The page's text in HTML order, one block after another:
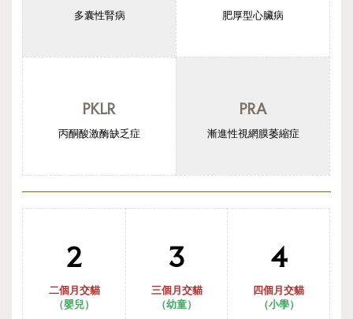
多囊性腎病 肥厚型心臟病
PKLR
丙酮酸激酶缺乏症
PRA
漸進性視網膜萎縮症
2
二個月交貓
（嬰兒）
3
三個月交貓
（幼童）
4
四個月交貓
（小學）